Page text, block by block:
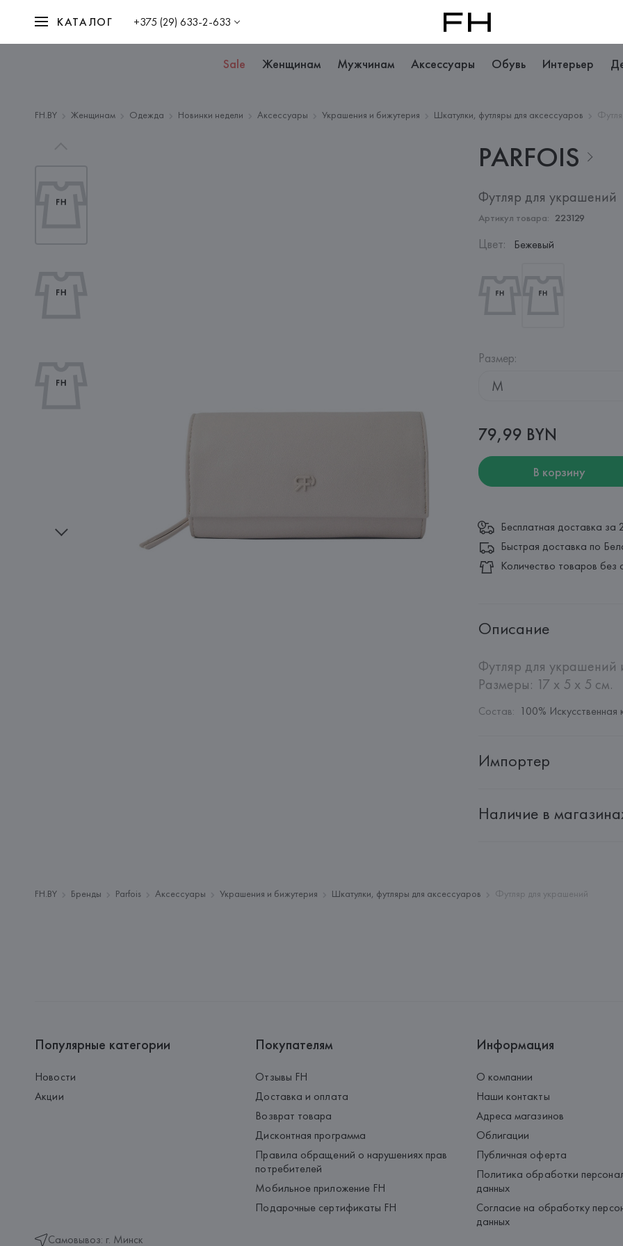
КАТАЛОГ +375 (29) 633-2-633
Sale Женщинам Мужчинам Аксессуары Обувь Интерьер
FH.BY Женщинам Одежда Новинки недели Аксессуары Украшения и бижутерия Шкатулки, футляры для аксессуаров
PARFOIS
Футляр для украшений
Артикул товара: 223129
Цвет: Бежевый
Размер:
M
79,99 BYN
В корзину
Бесплатная доставка за
Быстрая доставка по
Количество товаров без
Описание
Футляр для украшений
Размеры: 17 x 5 x 5 см.
Состав: 100% Искусственная
Импортер
Адрес: Республика
Страна происхождения
Наличие в
FH.BY Бренды Parfois Аксессуары Украшения и бижутерия Шкатулки, футляры для аксессуаров Футляр для украшений
Популярные категории
Новости
Акции
Самовывоз: г. Минск
Покупателям
Отзывы FH
Доставка и оплата
Возврат товара
Дисконтная программа
Правила обращений о нарушениях прав
потребителей
Мобильное приложение FH
Подарочные сертификаты FH
Информация
О компании
Наши контакты
Адреса магазинов
Облигации
Публичная оферта
Политика обработки
данных
Согласие на обработку
данных